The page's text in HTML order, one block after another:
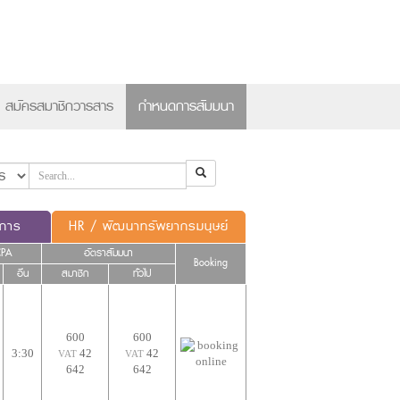
สมัครสมาชิกวารสาร กำหนดการสัมมนา
าร HR / พัฒนาทรัพยากรมนุษย์
อัตราสัมมนา
Booking
อื่น สมาชิก ทั่วไป
3:30
600
VAT 42
642
600
VAT 42
642